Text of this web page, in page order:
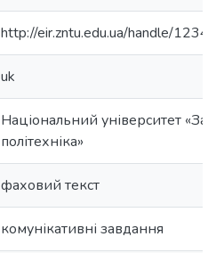
http://eir.zntu.edu.ua/handle/
uk
Національний університет
політехніка»
фаховий текст
комунікативні завдання